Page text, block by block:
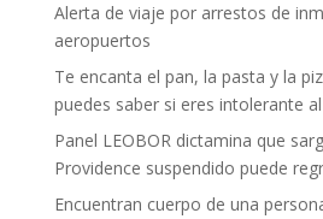
Alerta de viaje por arrestos de
aeropuertos
Te encanta el pan, la pasta y la
puedes saber si eres intolerante
Panel LEOBOR dictamina que
Providence suspendido puede
Encuentran cuerpo de una